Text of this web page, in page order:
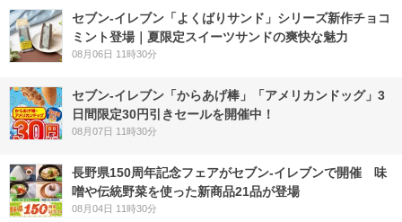
セブン‐イレブン「よくばりサンド」シリーズ新作チョコ
ミント登場｜夏限定スイーツサンドの爽快な魅力
08月06日 11時30分
セブン‐イレブン「からあげ棒」「アメリカンドッグ」3
日間限定30円引きセールを開催中！
08月07日 11時30分
長野県150周年記念フェアがセブン-イレブンで開催 味
噌や伝統野菜を使った新商品21品が登場
08月04日 11時30分